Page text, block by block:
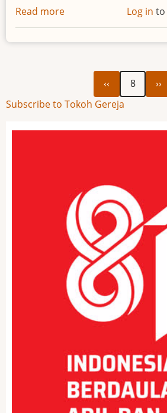
Read more
Bonifasius
Log in to
Previous
page
‹‹ 8
››
Subscribe to Tokoh Gereja